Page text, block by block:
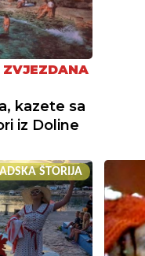
ZVJEZDANA
kazete sa
iz Doline
ŠTORIJA